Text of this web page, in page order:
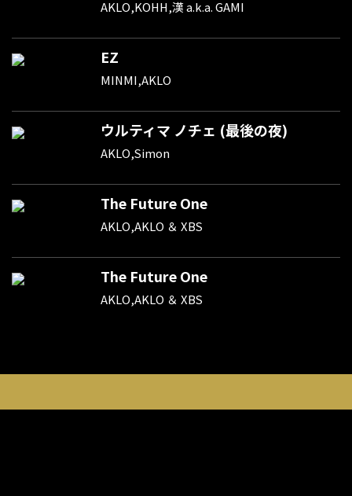
AKLO,KOHH,漢 a.k.a. GAMI
EZ
MINMI,AKLO
ウルティマ ノチェ (最後の夜)
AKLO,Simon
The Future One
AKLO,AKLO ＆ XBS
The Future One
AKLO,AKLO ＆ XBS